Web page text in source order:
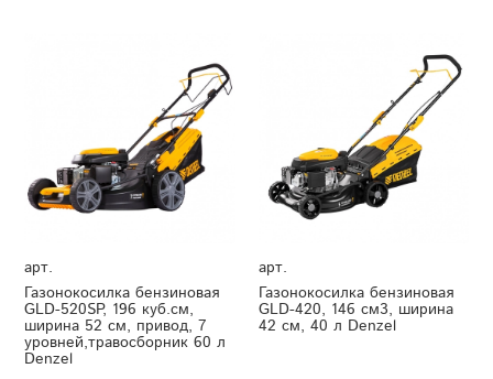
арт.
Газонокосилка бензиновая
GLD-520SP, 196 куб.см,
ширина 52 см, привод, 7
уровней,травосборник 60 л
Denzel
арт.
Газонокосилка бензиновая
GLD-420, 146 см3, ширина
42 см, 40 л Denzel